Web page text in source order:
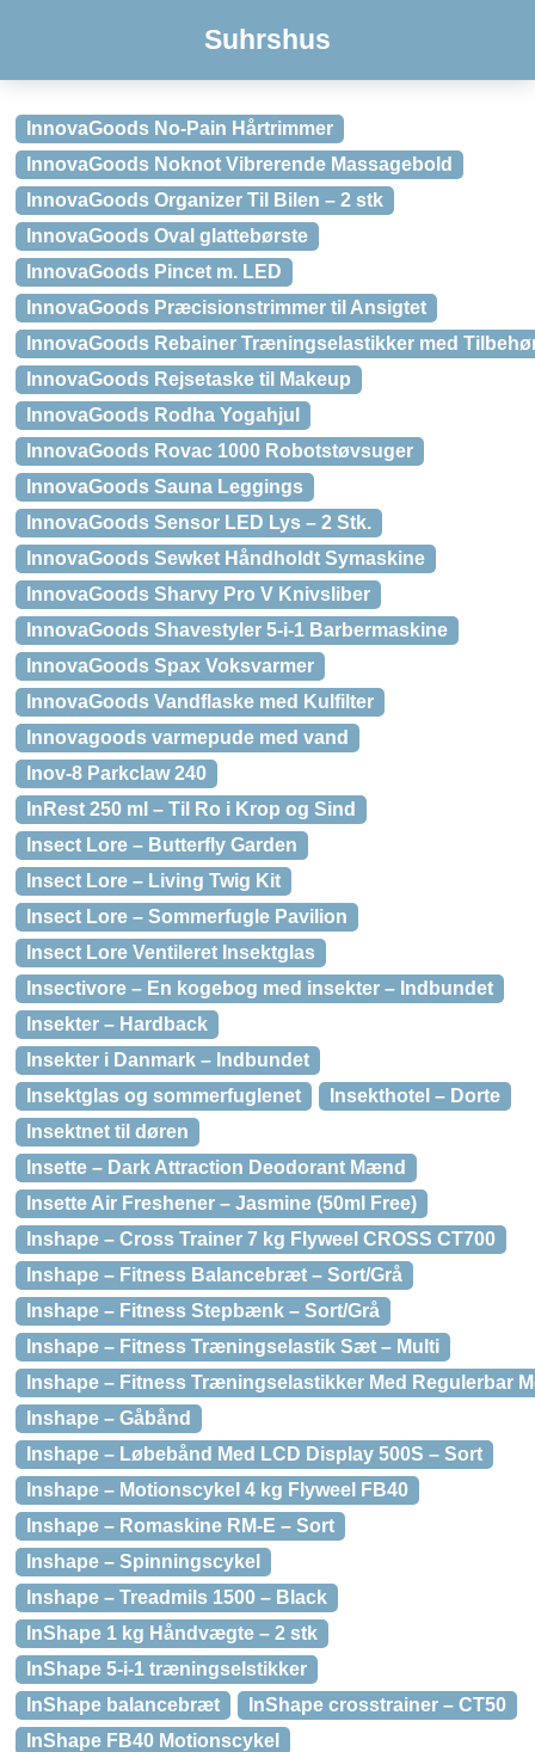
Suhrshus
InnovaGoods No-Pain Hårtrimmer
InnovaGoods Noknot Vibrerende Massagebold
InnovaGoods Organizer Til Bilen – 2 stk
InnovaGoods Oval glattebørste
InnovaGoods Pincet m. LED
InnovaGoods Præcisionstrimmer til Ansigtet
InnovaGoods Rebainer Træningselastikker med
InnovaGoods Rejsetaske til Makeup
InnovaGoods Rodha Yogahjul
InnovaGoods Rovac 1000 Robotstøvsuger
InnovaGoods Sauna Leggings
InnovaGoods Sensor LED Lys – 2 Stk.
InnovaGoods Sewket Håndholdt Symaskine
InnovaGoods Sharvy Pro V Knivsliber
InnovaGoods Shavestyler 5-i-1 Barbermaskine
InnovaGoods Spax Voksvarmer
InnovaGoods Vandflaske med Kulfilter
Innovagoods varmepude med vand
Inov-8 Parkclaw 240
InRest 250 ml – Til Ro i Krop og Sind
Insect Lore – Butterfly Garden
Insect Lore – Living Twig Kit
Insect Lore – Sommerfugle Pavilion
Insect Lore Ventileret Insektglas
Insectivore – En kogebog med insekter – Indbundet
Insekter – Hardback
Insekter i Danmark – Indbundet
Insektglas og sommerfuglenet
Insekthotel – Dorte
Insektnet til døren
Insette – Dark Attraction Deodorant Mænd
Insette Air Freshener – Jasmine (50ml Free)
Inshape – Cross Trainer 7 kg Flyweel CROSS CT700
Inshape – Fitness Balancebræt – Sort/Grå
Inshape – Fitness Stepbænk – Sort/Grå
Inshape – Fitness Træningselastik Sæt – Multi
Inshape – Fitness Træningselastikker Med Regulerbar
Inshape – Gåbånd
Inshape – Løbebånd Med LCD Display 500S – Sort
Inshape – Motionscykel 4 kg Flyweel FB40
Inshape – Romaskine RM-E – Sort
Inshape – Spinningscykel
Inshape – Treadmils 1500 – Black
InShape 1 kg Håndvægte – 2 stk
InShape 5-i-1 træningselstikker
InShape balancebræt
InShape crosstrainer – CT50
InShape FB40 Motionscykel